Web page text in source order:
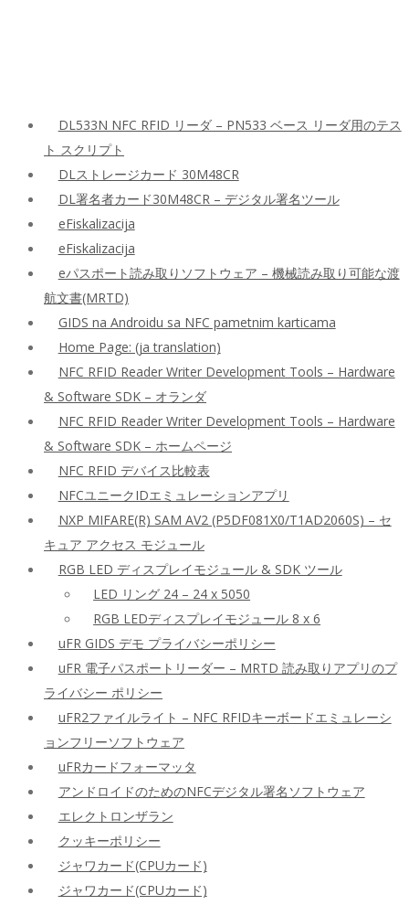
DL533N NFC RFID リーダ – PN533 ベース リーダ用のテス
ト スクリプト
DLストレージカード 30M48CR
DL署名者カード30M48CR – デジタル署名ツール
eFiskalizacija
eFiskalizacija
eパスポート読み取りソフトウェア – 機械読み取り可能な渡
航文書(MRTD)
GIDS na Androidu sa NFC pametnim karticama
Home Page: (ja translation)
NFC RFID Reader Writer Development Tools – Hardware
& Software SDK – オランダ
NFC RFID Reader Writer Development Tools – Hardware
& Software SDK – ホームページ
NFC RFID デバイス比較表
NFCユニークIDエミュレーションアプリ
NXP MIFARE(R) SAM AV2 (P5DF081X0/T1AD2060S) – セ
キュア アクセス モジュール
RGB LED ディスプレイモジュール & SDK ツール
LED リング 24 – 24 x 5050
RGB LEDディスプレイモジュール 8 x 6
uFR GIDS デモ プライバシーポリシー
uFR 電子パスポートリーダー – MRTD 読み取りアプリのプ
ライバシー ポリシー
uFR2ファイルライト – NFC RFIDキーボードエミュレーシ
ョンフリーソフトウェア
uFRカードフォーマッタ
アンドロイドのためのNFCデジタル署名ソフトウェア
エレクトロンザラン
クッキーポリシー
ジャワカード(CPUカード)
ジャワカード(CPUカード)